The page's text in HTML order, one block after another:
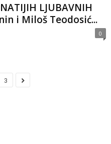
LJUBAVNIH
i Miloš Teodosić...
0
3